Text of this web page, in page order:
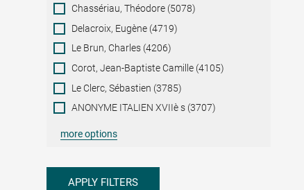
Chassériau, Théodore (5078)
Delacroix, Eugène (4719)
Le Brun, Charles (4206)
Corot, Jean-Baptiste Camille (4105)
Le Clerc, Sébastien (3785)
ANONYME ITALIEN XVIIè s (3707)
more options
APPLY FILTERS